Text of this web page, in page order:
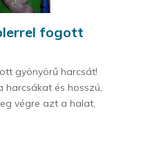
fogott
gyönyörű harcsát!
harcsákat és hosszú,
végre azt a halat,